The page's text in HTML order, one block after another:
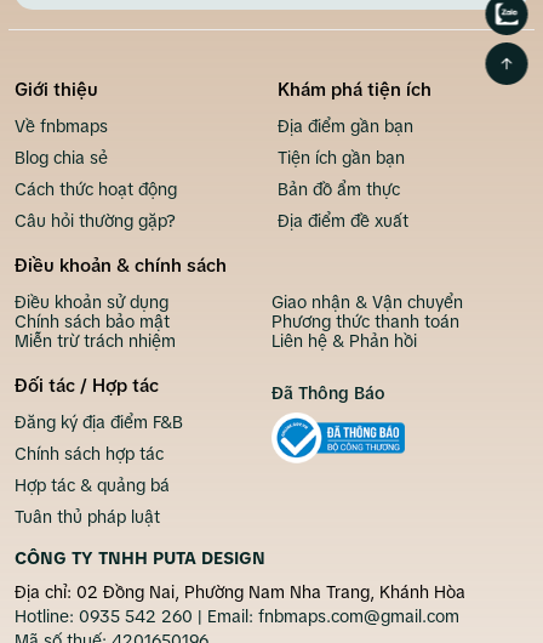
Giới thiệu
Về fnbmaps
Blog chia sẻ
Cách thức hoạt động
Câu hỏi thường gặp?
Khám phá tiện ích
Địa điểm gần bạn
Tiện ích gần bạn
Bản đồ ẩm thực
Địa điểm đề xuất
Điều khoản & chính sách
Điều khoản sử dụng
Chính sách bảo mật
Miễn trừ trách nhiệm
Giao nhận & Vận chuyển
Phương thức thanh toán
Liên hệ & Phản hồi
Đối tác / Hợp tác
Đăng ký địa điểm F&B
Chính sách hợp tác
Hợp tác & quảng bá
Tuân thủ pháp luật
CÔNG TY TNHH PUTA DESIGN
Địa chỉ: 02 Đồng Nai, Phường Nam Nha Trang, Khánh Hòa
Hotline: 0935 542 260 | Email: fnbmaps.com@gmail.com
Đã Thông Báo